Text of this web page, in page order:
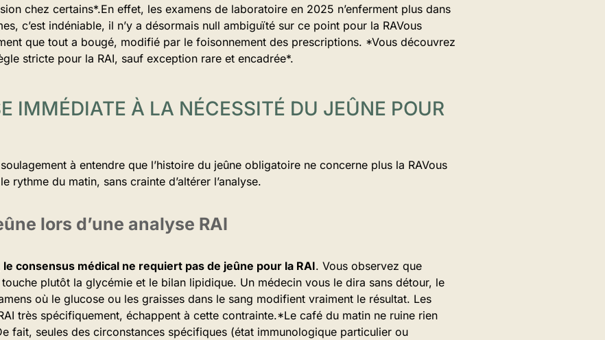
chez certains*.En effet, les examens de laboratoire en 2025 n’enferment plus dans
c’est indéniable, il n’y a désormais null ambiguïté sur ce point pour la RAVous
que tout a bougé, modifié par le foisonnement des prescriptions. *Vous découvrez
stricte pour la RAI, sauf exception rare et encadrée*.
IMMÉDIATE À LA NÉCESSITÉ DU JEÛNE POUR
à entendre que l’histoire du jeûne obligatoire ne concerne plus la RAVous
rythme du matin, sans crainte d’altérer l’analyse.
lors d’une analyse RAI
consensus médical ne requiert pas de jeûne pour la RAI. Vous observez que
touche plutôt la glycémie et le bilan lipidique. Un médecin vous le dira sans détour, le
où le glucose ou les graisses dans le sang modifient vraiment le résultat. Les
très spécifiquement, échappent à cette contrainte.*Le café du matin ne ruine rien
fait, seules des circonstances spécifiques (état immunologique particulier ou